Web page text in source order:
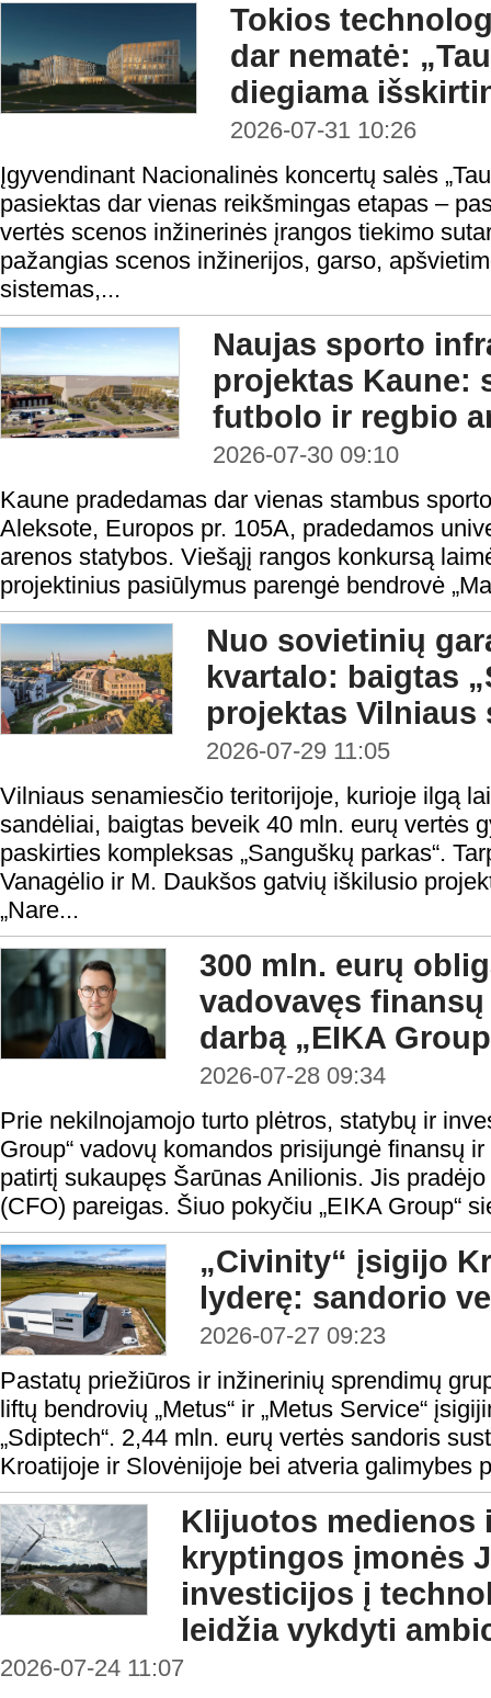
Tokios
dar nematė:
diegiama
2026-07-31 10:26
Įgyvendinant Nacionalinės koncertų salės
pasiektas dar vienas reikšmingas etapas –
vertės scenos inžinerinės įrangos tiekimo
pažangias scenos inžinerijos, garso,
sistemas,...
Naujas sporto
projektas Kaune:
futbolo ir regbio
2026-07-30 09:10
Kaune pradedamas dar vienas stambus
Aleksote, Europos pr. 105A, pradedamos
arenos statybos. Viešąjį rangos konkursą
projektinius pasiūlymus parengė bendrovė
Nuo sovietinių
kvartalo: baigtas
projektas Vilniaus
2026-07-29 11:05
Vilniaus senamiesčio teritorijoje, kurioje ilgą
sandėliai, baigtas beveik 40 mln. eurų vertės
paskirties kompleksas „Sanguškų parkas“.
Vanagėlio ir M. Daukšos gatvių iškilusio
„Nare...
300 mln. eurų
vadovavęs
darbą „EIKA
2026-07-28 09:34
Prie nekilnojamojo turto plėtros, statybų ir
Group“ vadovų komandos prisijungė finansų
patirtį sukaupęs Šarūnas Anilionis. Jis
(CFO) pareigas. Šiuo pokyčiu „EIKA Group“
„Civinity“ įsigijo
lyderę: sandorio
2026-07-27 09:23
Pastatų priežiūros ir inžinerinių sprendimų
liftų bendrovių „Metus“ ir „Metus Service“
„Sdiptech“. 2,44 mln. eurų vertės sandoris
Kroatijoje ir Slovėnijoje bei atveria galimybes
Klijuotos medienos
kryptingos įmonės
investicijos į
leidžia vykdyti
2026-07-24 11:07